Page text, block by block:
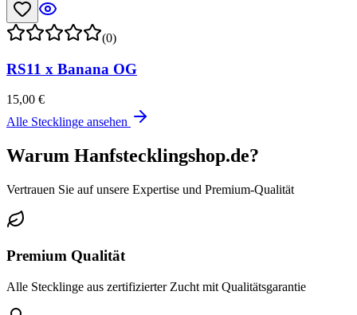
(0)
RS11 x Banana OG
15,00 €
Alle Stecklinge ansehen
Warum Hanfstecklingshop.de?
Vertrauen Sie auf unsere Expertise und Premium-Qualität
Premium Qualität
Alle Stecklinge aus zertifizierter Zucht mit Qualitätsgarantie